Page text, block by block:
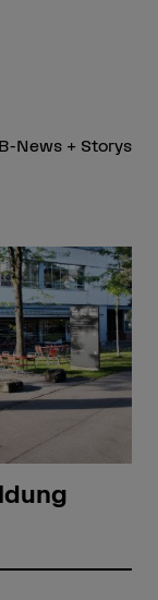
News + Storys